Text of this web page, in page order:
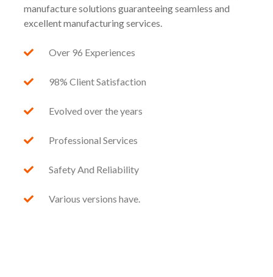
manufacture solutions guaranteeing seamless and
excellent manufacturing services.
Over 96 Experiences
98% Client Satisfaction
Evolved over the years
Professional Services
Safety And Reliability
Various versions have.